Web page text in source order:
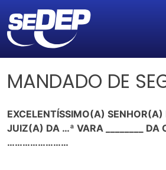
MANDADO DE
EXCELENTÍSSIMO(A)
JUIZ(A) DA …ª VARA ________ DA
……………………